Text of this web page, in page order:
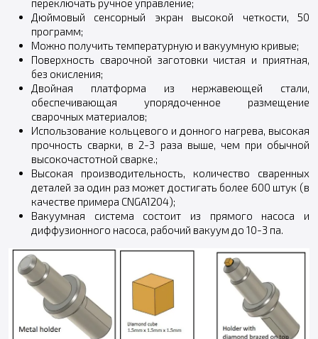
Дюймовый сенсорный экран высокой четкости, 50
программ;
Можно получить температурную и вакуумную кривые;
Поверхность сварочной заготовки чистая и приятная,
без окисления;
Двойная платформа из нержавеющей стали,
обеспечивающая упорядоченное размещение
сварочных материалов;
Использование кольцевого и донного нагрева, высокая
прочность сварки, в 2-3 раза выше, чем при обычной
высокочастотной сварке.;
Высокая производительность, количество сваренных
деталей за один раз может достигать более 600 штук (в
качестве примера CNGA1204);
Вакуумная система состоит из прямого насоса и
диффузионного насоса, рабочий вакуум до 10-3 па.